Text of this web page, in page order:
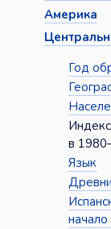
Америка
Год
в
Язык
начало